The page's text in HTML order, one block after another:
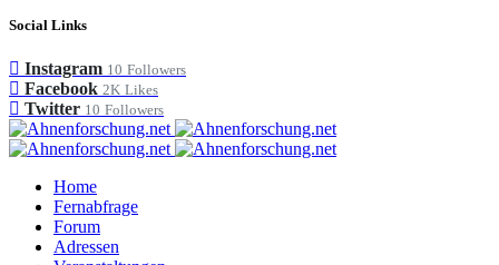
Social Links
Instagram 10 Followers
Facebook 2K Likes
Twitter 10 Followers
Home
Fernabfrage
Forum
Adressen